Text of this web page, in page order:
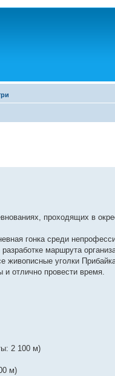
проходящих в
гонка среди
маршрута
живописные уголки
и отлично провести время.
2 100 м)
м)